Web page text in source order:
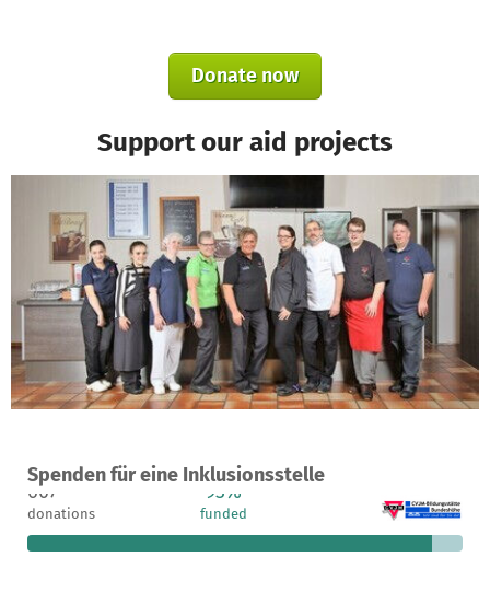
Donate now
Support our aid projects
Spenden für eine Inklusionsstelle
A project in Wuppertal, Germany
607
donations
93%
funded still needed